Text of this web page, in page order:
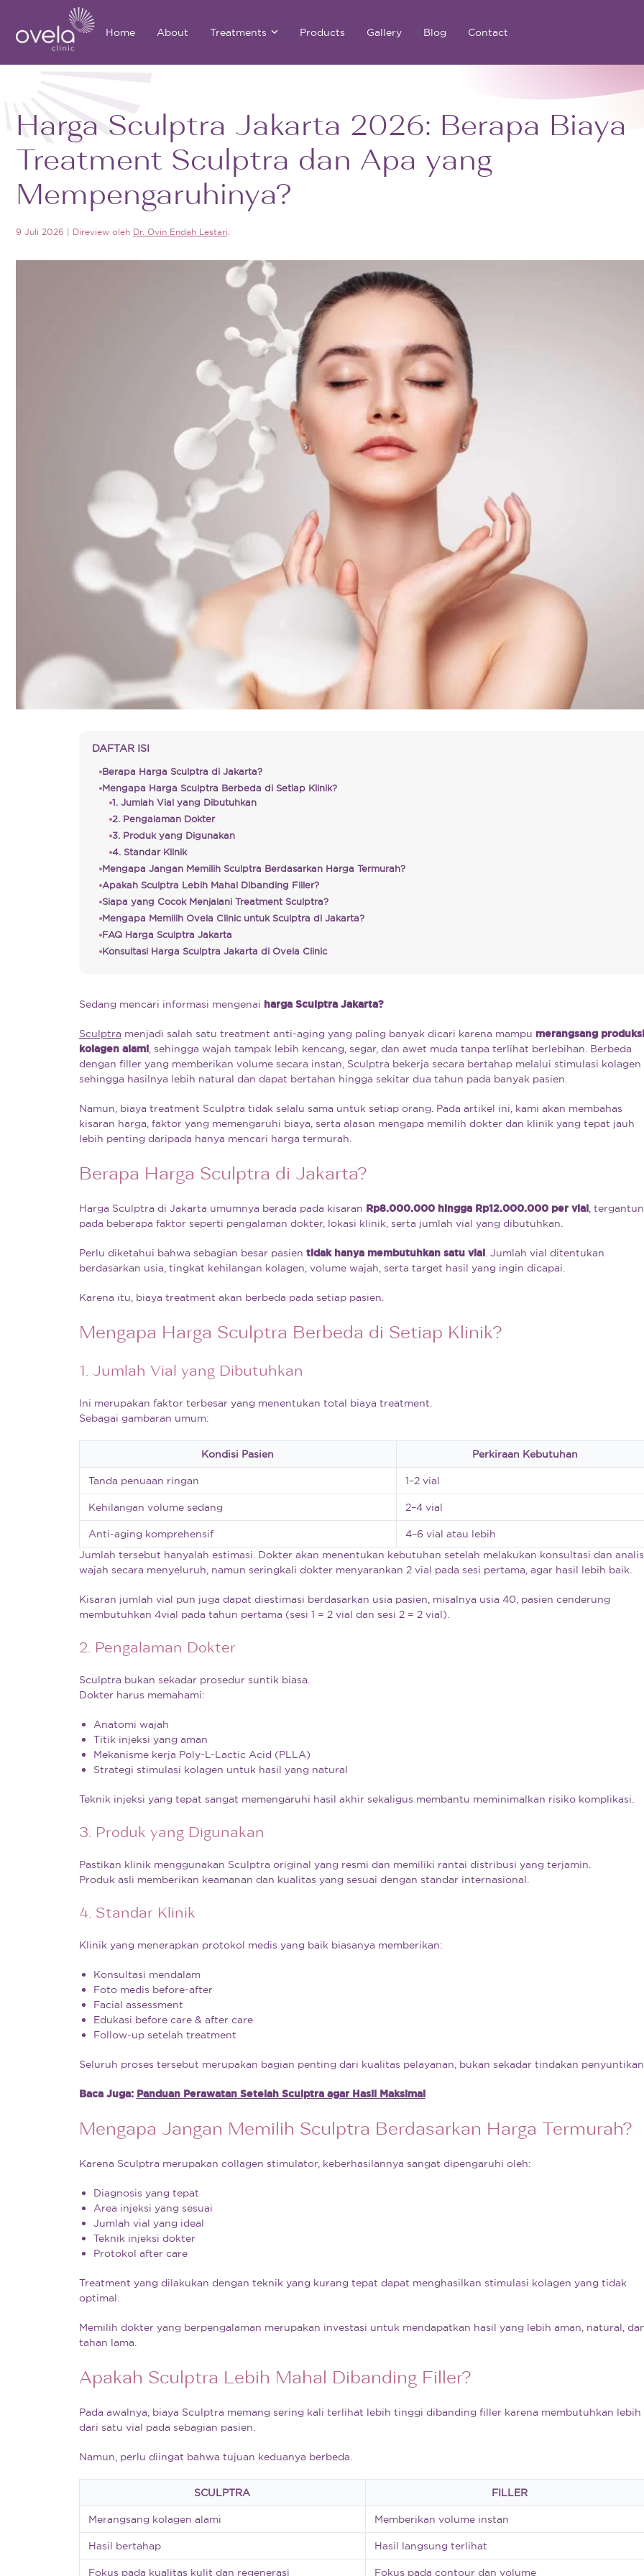
Home About Treatments Products Gallery Blog Contact
Harga Sculptra Jakarta 2026: Berapa Biaya
Treatment Sculptra dan Apa yang
Mempengaruhinya?
9 Juli 2026 | Direview oleh Dr. Ovin Endah Lestari,
DAFTAR ISI
Berapa Harga Sculptra di Jakarta?
Mengapa Harga Sculptra Berbeda di Setiap Klinik?
1. Jumlah Vial yang Dibutuhkan
2. Pengalaman Dokter
3. Produk yang Digunakan
4. Standar Klinik
Mengapa Jangan Memilih Sculptra Berdasarkan Harga Termurah?
Apakah Sculptra Lebih Mahal Dibanding Filler?
Siapa yang Cocok Menjalani Treatment Sculptra?
Mengapa Memilih Ovela Clinic untuk Sculptra di Jakarta?
FAQ Harga Sculptra Jakarta
Konsultasi Harga Sculptra Jakarta di Ovela Clinic
Sedang mencari informasi mengenai harga Sculptra Jakarta?
Sculptra menjadi salah satu treatment anti-aging yang paling banyak dicari karena mampu merangsang produksi
kolagen alami, sehingga wajah tampak lebih kencang, segar, dan awet muda tanpa terlihat berlebihan. Berbeda
dengan filler yang memberikan volume secara instan, Sculptra bekerja secara bertahap melalui stimulasi kolagen
sehingga hasilnya lebih natural dan dapat bertahan hingga sekitar dua tahun pada banyak pasien.
Namun, biaya treatment Sculptra tidak selalu sama untuk setiap orang. Pada artikel ini, kami akan membahas
kisaran harga, faktor yang memengaruhi biaya, serta alasan mengapa memilih dokter dan klinik yang tepat jauh
lebih penting daripada hanya mencari harga termurah.
Berapa Harga Sculptra di Jakarta?
Harga Sculptra di Jakarta umumnya berada pada kisaran Rp8.000.000 hingga Rp12.000.000 per vial,
pada beberapa faktor seperti pengalaman dokter, lokasi klinik, serta jumlah vial yang dibutuhkan.
Perlu diketahui bahwa sebagian besar pasien tidak hanya membutuhkan satu vial. Jumlah vial ditentukan
berdasarkan usia, tingkat kehilangan kolagen, volume wajah, serta target hasil yang ingin dicapai.
Karena itu, biaya treatment akan berbeda pada setiap pasien.
Mengapa Harga Sculptra Berbeda di Setiap Klinik?
1. Jumlah Vial yang Dibutuhkan
Ini merupakan faktor terbesar yang menentukan total biaya treatment.
Sebagai gambaran umum:
Kondisi Pasien Perkiraan Kebutuhan
Tanda penuaan ringan 1–2 vial
Kehilangan volume sedang 2–4 vial
Anti-aging komprehensif
4–6 vial atau lebih
Jumlah tersebut hanyalah estimasi. Dokter akan menentukan kebutuhan setelah melakukan konsultasi dan
wajah secara menyeluruh, namun seringkali dokter menyarankan 2 vial pada sesi pertama, agar hasil lebih baik.
Kisaran jumlah vial pun juga dapat diestimasi berdasarkan usia pasien, misalnya usia 40, pasien cenderung
membutuhkan 4vial pada tahun pertama (sesi 1 = 2 vial dan sesi 2 = 2 vial).
2. Pengalaman Dokter
Sculptra bukan sekadar prosedur suntik biasa.
Dokter harus memahami:
Anatomi wajah
Titik injeksi yang aman
Mekanisme kerja Poly-L-Lactic Acid (PLLA)
Strategi stimulasi kolagen untuk hasil yang natural
Teknik injeksi yang tepat sangat memengaruhi hasil akhir sekaligus membantu meminimalkan risiko komplikasi.
3. Produk yang Digunakan
Pastikan klinik menggunakan Sculptra original yang resmi dan memiliki rantai distribusi yang terjamin.
Produk asli memberikan keamanan dan kualitas yang sesuai dengan standar internasional.
4. Standar Klinik
Klinik yang menerapkan protokol medis yang baik biasanya memberikan:
Konsultasi mendalam
Foto medis before-after
Facial assessment
Edukasi before care & after care
Follow-up setelah treatment
Seluruh proses tersebut merupakan bagian penting dari kualitas pelayanan, bukan sekadar tindakan
Baca Juga: Panduan Perawatan Setelah Sculptra agar Hasil Maksimal
Mengapa Jangan Memilih Sculptra Berdasarkan Harga Termurah?
Karena Sculptra merupakan collagen stimulator, keberhasilannya sangat dipengaruhi oleh:
Diagnosis yang tepat
Area injeksi yang sesuai
Jumlah vial yang ideal
Teknik injeksi dokter
Protokol after care
Treatment yang dilakukan dengan teknik yang kurang tepat dapat menghasilkan stimulasi kolagen yang tidak
optimal.
Memilih dokter yang berpengalaman merupakan investasi untuk mendapatkan hasil yang lebih aman, natural,
tahan lama.
Apakah Sculptra Lebih Mahal Dibanding Filler?
Pada awalnya, biaya Sculptra memang sering kali terlihat lebih tinggi dibanding filler karena membutuhkan lebih
dari satu vial pada sebagian pasien.
Namun, perlu diingat bahwa tujuan keduanya berbeda.
SCULPTRA FILLER
Merangsang kolagen alami Memberikan volume instan
Hasil bertahap Hasil langsung terlihat
Fokus pada kualitas kulit dan regenerasi Fokus pada contour dan volume